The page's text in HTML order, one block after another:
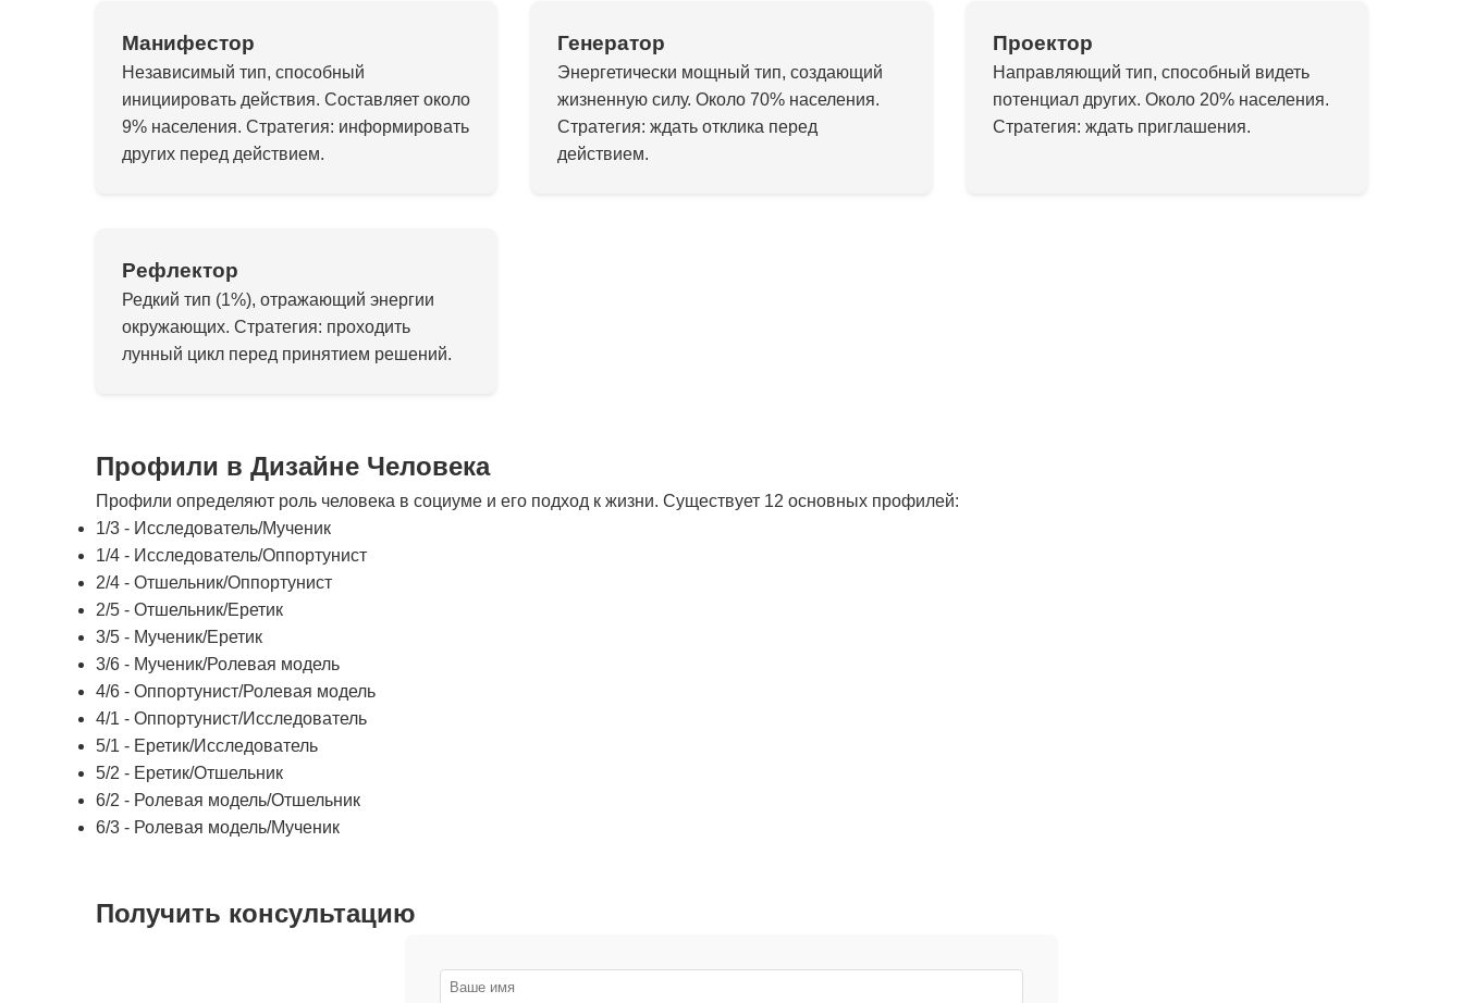
Манифестор
Независимый тип, способный
инициировать действия. Составляет около
9% населения. Стратегия: информировать
других перед действием.
Генератор
Энергетически мощный тип, создающий
жизненную силу. Около 70% населения.
Стратегия: ждать отклика перед
действием.
Проектор
Направляющий тип, способный видеть
потенциал других. Около 20% населения.
Стратегия: ждать приглашения.
Рефлектор
Редкий тип (1%), отражающий энергии
окружающих. Стратегия: проходить
лунный цикл перед принятием решений.
Профили в Дизайне Человека
Профили определяют роль человека в социуме и его подход к жизни. Существует 12 основных профилей:
1/3 - Исследователь/Мученик
1/4 - Исследователь/Оппортунист
2/4 - Отшельник/Оппортунист
2/5 - Отшельник/Еретик
3/5 - Мученик/Еретик
3/6 - Мученик/Ролевая модель
4/6 - Оппортунист/Ролевая модель
4/1 - Оппортунист/Исследователь
5/1 - Еретик/Исследователь
5/2 - Еретик/Отшельник
6/2 - Ролевая модель/Отшельник
6/3 - Ролевая модель/Мученик
Получить консультацию